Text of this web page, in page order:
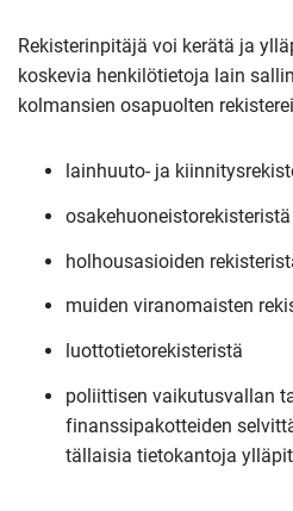
Rekisterinpitäjä voi kerätä ja
koskevia henkilötietoja lain
kolmansien osapuolten
lainhuuto- ja
osakehuoneistorekisteristä
holhousasioiden
muiden viranomaisten
luottotietorekisteristä
poliittisen vaikutusvallan
finanssipakotteiden
tällaisia tietokantoja